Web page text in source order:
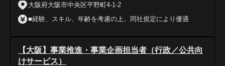
大阪府大阪市中央区平野町4-1-2
■経験、スキル、年齢を考慮の上、同社規定により優遇
【大阪】事業推進・事業企画担当者（行政／公共向
けサービス）